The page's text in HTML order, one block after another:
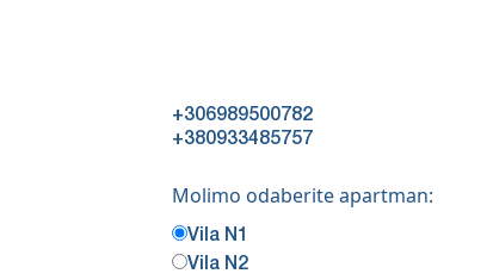
+306989500782
+380933485757
Molimo odaberite apartman:
Vila N1
Vila N2